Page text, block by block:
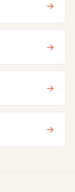
→
→
→
→